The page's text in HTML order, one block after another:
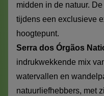
midden in de natuur.
tijdens een exclusieve
hoogtepunt.
Serra dos Órgãos
indrukwekkende mix
watervallen en
natuurliefhebbers, met